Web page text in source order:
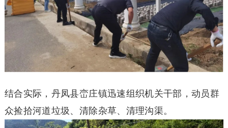
结合实际，丹凤县峦庄镇迅速组织机关干部，动员群
众捡拾河道垃圾、清除杂草、清理沟渠。